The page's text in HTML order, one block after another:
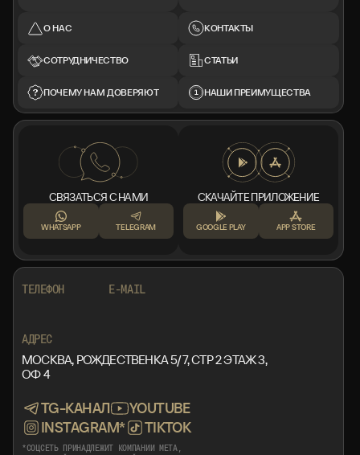
О НАС
СОТРУДНИЧЕСТВО
ПОЧЕМУ НАМ ДОВЕРЯЮТ
КОНТАКТЫ
СТАТЬИ
НАШИ ПРЕИМУЩЕСТВА
СВЯЗАТЬСЯ С НАМИ
WHATSAPP TELEGRAM
СКАЧАЙТЕ ПРИЛОЖЕНИЕ
GOOGLE PLAY APP STORE
ТЕЛЕФОН E-MAIL
АДРЕС
МОСКВА, РОЖДЕСТВЕНКА 5/7, СТР 2 ЭТАЖ 3,
ОФ 4
TG-КАНАЛ
YOUTUBE
INSTAGRAM*
TIKTOK
*СОЦСЕТЬ ПРИНАДЛЕЖИТ КОМПАНИИ META,